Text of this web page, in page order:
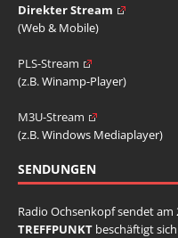
Direkter Stream
(Web & Mobile)
PLS-Stream
(z.B. Winamp-Player)
M3U-Stream
(z.B. Windows Mediaplayer)
SENDUNGEN
Radio Ochsenkopf sendet
TREFFPUNKT beschäftigt